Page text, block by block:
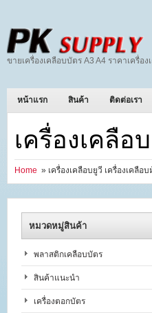
ขายเครื่องเคลือบบัตร A3 A4 ราคาเครื่อ
หน้าแรก สินค้า ติดต่อเรา
เครื่องเคลือ
Home » เครื่องเคลือบยูวี เครื่องเคลือ
หมวดหมู่สินค้า
พลาสติกเคลือบบัตร
สินค้าแนะนำ
เครื่องตอกบัตร